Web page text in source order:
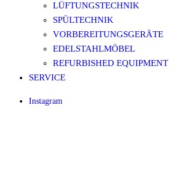
LÜFTUNGSTECHNIK
SPÜLTECHNIK
VORBEREITUNGSGERÄTE
EDELSTAHLMÖBEL
REFURBISHED EQUIPMENT
SERVICE
Instagram